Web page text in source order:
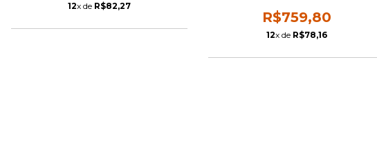
12x de R$82,27
R$759,80
12x de R$78,16